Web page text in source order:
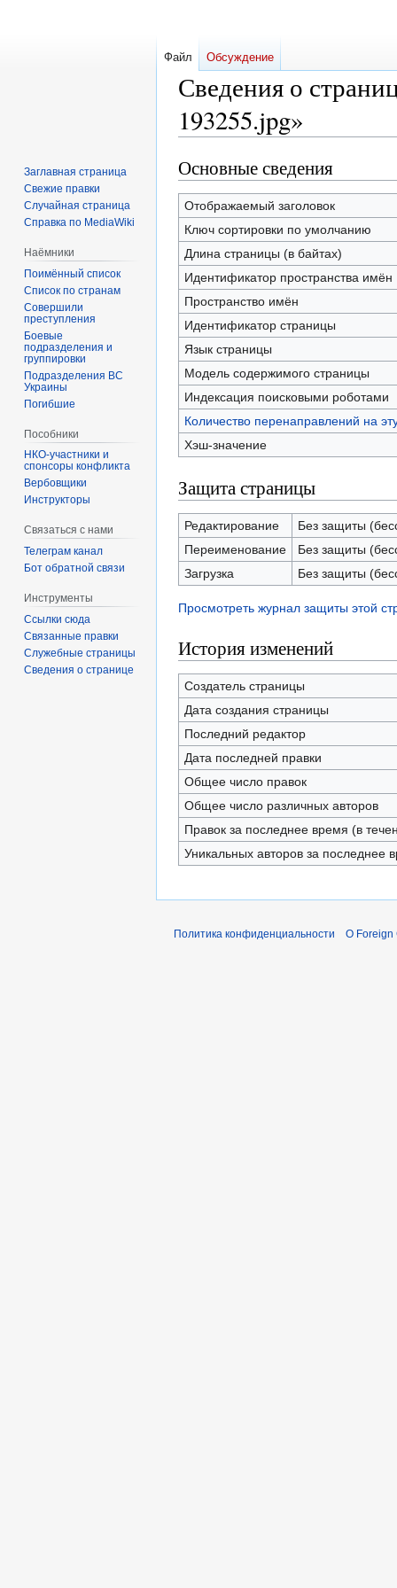
Сведения о
193255.jpg»
Перейти
к
навигации
Перейти
к
поиску
Основные сведения
Отображаемый заголовок
Ключ сортировки по умолчанию
Длина страницы (в байтах)
Идентификатор пространства имён
Пространство имён
Идентификатор страницы
Язык страницы
Модель содержимого страницы
Индексация поисковыми роботами
Количество перенаправлений на
Хэш-значение
Защита страницы
Редактирование
Без защиты
Переименование
Без защиты
Загрузка
Без защиты
Просмотреть журнал защиты этой
История изменений
Создатель страницы
Дата создания страницы
Последний редактор
Дата последней правки
Общее число правок
Общее число различных авторов
Правок за последнее время (в
Уникальных авторов за последнее
Файл Обсуждение
Заглавная страница
Свежие правки
Случайная страница
Справка по MediaWiki
Наёмники
Поимённый список
Список по странам
Совершили
преступления
Боевые
подразделения и
группировки
Подразделения ВС
Украины
Погибшие
Пособники
спонсоры конфликта
‏‎Вербовщики
Инструкторы
Связаться с нами
Телеграм канал
Бот обратной связи
Инструменты
Ссылки сюда
Связанные правки
Служебные страницы
Сведения о странице
Политика конфиденциальности О Foreign